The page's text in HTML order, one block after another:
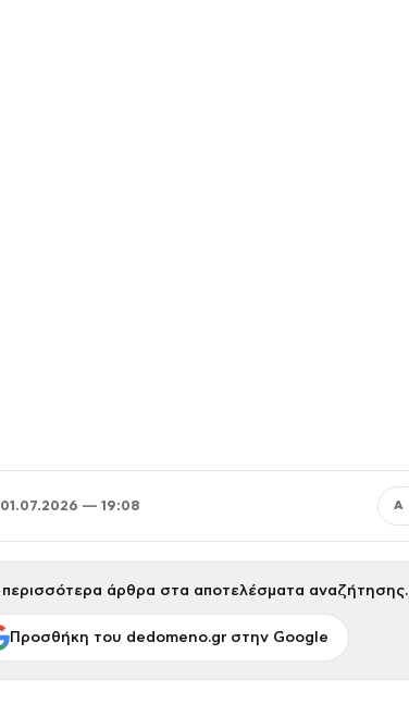
01.07.2026 — 19:08 Α
άρθρα στα αποτελέσματα αναζήτησης.
Προσθήκη του dedomeno.gr στην Google